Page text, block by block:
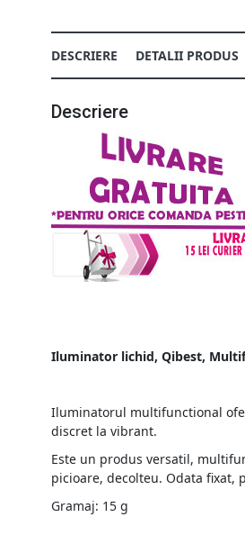
DESCRIERE DETALII PRODUS
Descriere
Iluminator lichid, Qibest,
Iluminatorul multifunctional
discret la vibrant.
Este un produs versatil,
picioare, decolteu. Odata fixat,
Gramaj: 15 g